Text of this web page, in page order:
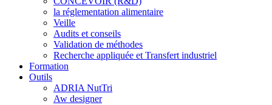
la réglementation alimentaire
Veille
Audits et conseils
Validation de méthodes
Recherche appliquée et Transfert industriel
Formation
Outils
ADRIA NutTri
Aw designer